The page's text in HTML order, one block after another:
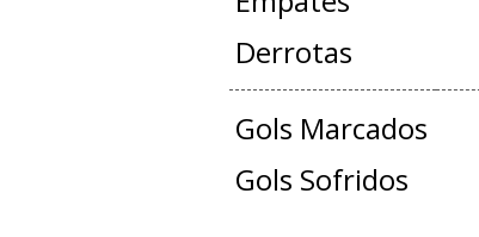
Derrotas
Gols Marcados
Gols Sofridos